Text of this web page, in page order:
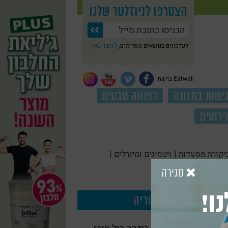
הצטרפו לניוזלטר שלנו
לעדכונים בנושאים מסוימים, לחצו כאן
Eatwell ברשת
גישות בתזונה
רפואה טבעית
מסעדות | ויטמינים ומינרלים |
עוד בקטגוריה
סגירה